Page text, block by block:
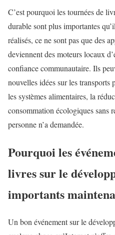
C’est pourquoi les tournées de
durable sont plus importantes
réalisés, ce ne sont pas que des
deviennent des moteurs locaux
confiance communautaire. Ils
nouvelles idées sur les transports
les systèmes alimentaires, la
consommation écologiques sans
personne n’a demandée.
Pourquoi les
livres sur le
importants
Un bon événement sur le